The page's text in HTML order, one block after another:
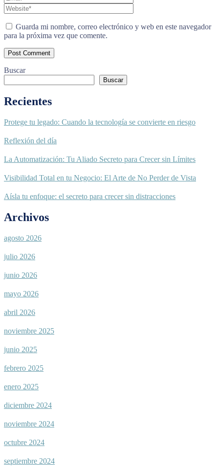
Guarda mi nombre, correo electrónico y web en este navegador
para la próxima vez que comente.
Buscar
Buscar
Recientes
Protege tu legado: Cuando la tecnología se convierte en riesgo
Reflexión del día
La Automatización: Tu Aliado Secreto para Crecer sin Límites
Visibilidad Total en tu Negocio: El Arte de No Perder de Vista
Aísla tu enfoque: el secreto para crecer sin distracciones
Archivos
agosto 2026
julio 2026
junio 2026
mayo 2026
abril 2026
noviembre 2025
junio 2025
febrero 2025
enero 2025
diciembre 2024
noviembre 2024
octubre 2024
septiembre 2024